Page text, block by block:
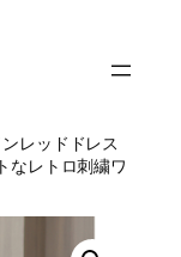
レッドドレス
なレトロ刺繍ワ